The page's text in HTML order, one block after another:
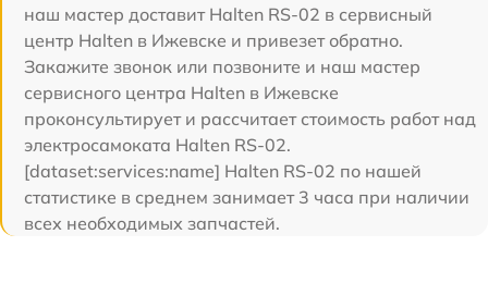
наш мастер доставит Halten RS-02 в сервисный
центр Halten в Ижевске и привезет обратно.
Закажите звонок или позвоните и наш мастер
сервисного центра Halten в Ижевске
проконсультирует и рассчитает стоимость работ над
электросамоката Halten RS-02.
[dataset:services:name] Halten RS-02 по нашей
статистике в среднем занимает 3 часа при наличии
всех необходимых запчастей.